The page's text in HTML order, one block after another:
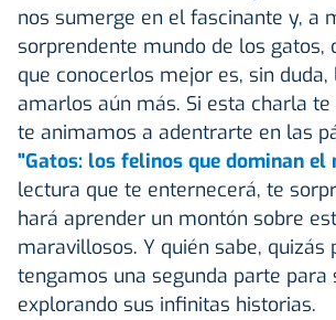
nos sumerge en el fascinante y, a
sorprendente mundo de los gatos,
que conocerlos mejor es, sin
amarlos aún más. Si esta charla te
te animamos a adentrarte en las
"Gatos: los felinos que dominan el
lectura que te enternecerá, te
hará aprender un montón sobre
maravillosos. Y quién sabe, quizás
tengamos una segunda parte para
explorando sus infinitas historias.